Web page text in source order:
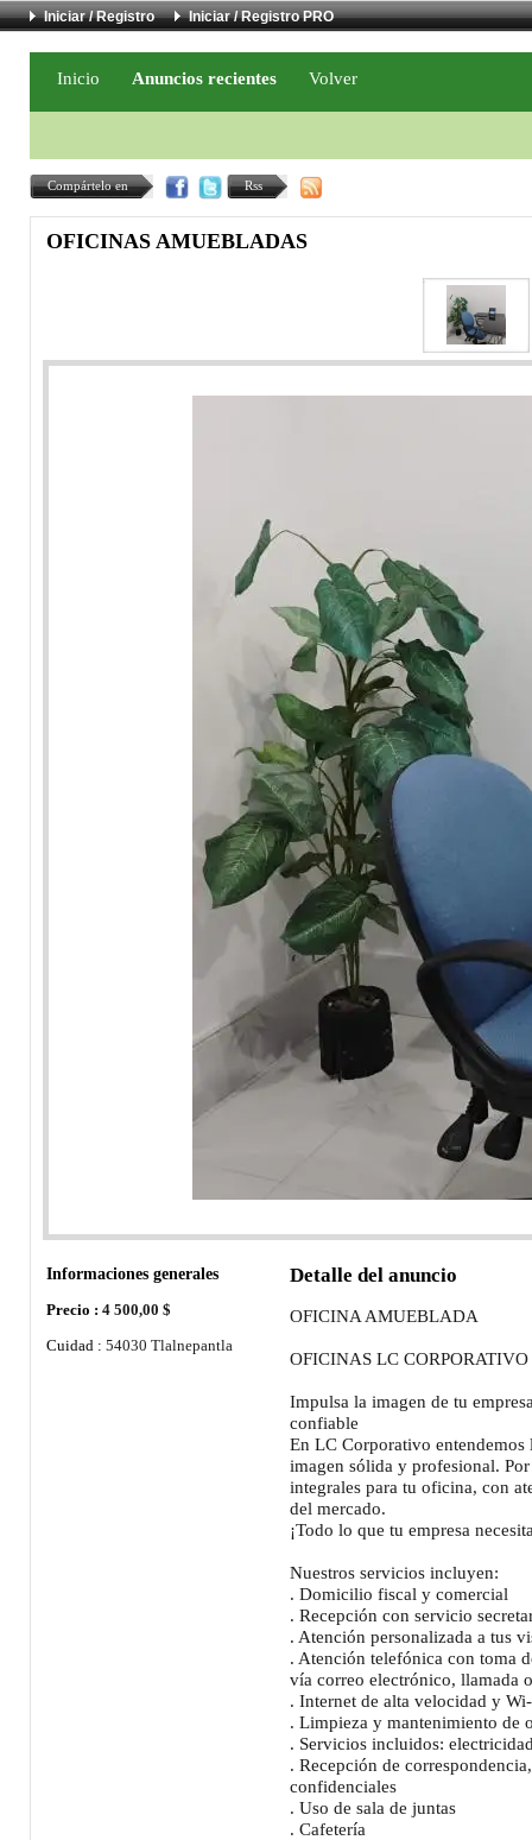
Iniciar / Registro Iniciar / Registro PRO
Inicio Anuncios recientes Volver
Compártelo en Rss
OFICINAS AMUEBLADAS
Informaciones generales
Precio : 4 500,00 $
Cuidad : 54030 Tlalnepantla
Detalle del anuncio
OFICINA AMUEBLADA
OFICINAS LC CORPORATIVO
Impulsa la imagen de tu
confiable
En LC Corporativo
imagen sólida y profesional.
integrales para tu oficina, con
del mercado.
¡Todo lo que tu empresa
Nuestros servicios incluyen:
. Domicilio fiscal y comercial
. Recepción con servicio
. Atención personalizada a tus
. Atención telefónica con toma
vía correo electrónico, llamada
. Internet de alta velocidad y
. Limpieza y mantenimiento de
. Servicios incluidos:
. Recepción de
confidenciales
. Uso de sala de juntas
. Cafetería